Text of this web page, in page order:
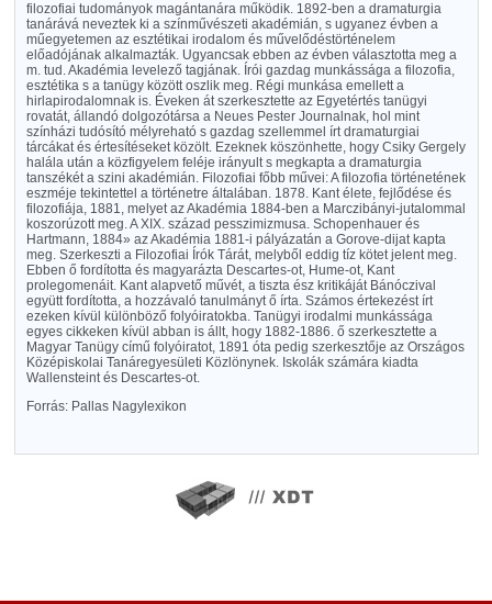
filozofiai tudományok magántanára működik. 1892-ben a dramaturgia
tanárává neveztek ki a színművészeti akadémián, s ugyanez évben a
műegyetemen az esztétikai irodalom és művelődéstörténelem
előadójának alkalmazták. Ugyancsak ebben az évben választotta meg a
m. tud. Akadémia levelező tagjának. Írói gazdag munkássága a filozofia,
esztétika s a tanügy között oszlik meg. Régi munkása emellett a
hirlapirodalomnak is. Éveken át szerkesztette az Egyetértés tanügyi
rovatát, állandó dolgozótársa a Neues Pester Journalnak, hol mint
színházi tudósító mélyreható s gazdag szellemmel írt dramaturgiai
tárcákat és értesítéseket közölt. Ezeknek köszönhette, hogy Csiky Gergely
halála után a közfigyelem feléje irányult s megkapta a dramaturgia
tanszékét a szini akadémián. Filozofiai főbb művei: A filozofia történetének
eszméje tekintettel a történetre általában. 1878. Kant élete, fejlődése és
filozofiája, 1881, melyet az Akadémia 1884-ben a Marczibányi-jutalommal
koszorúzott meg. A XIX. század pesszimizmusa. Schopenhauer és
Hartmann, 1884» az Akadémia 1881-i pályázatán a Gorove-dijat kapta
meg. Szerkeszti a Filozofiai Írók Tárát, melyből eddig tíz kötet jelent meg.
Ebben ő fordította és magyarázta Descartes-ot, Hume-ot, Kant
prolegomenáit. Kant alapvető művét, a tiszta ész kritikáját Bánóczival
együtt fordította, a hozzávaló tanulmányt ő írta. Számos értekezést írt
ezeken kívül különböző folyóiratokba. Tanügyi irodalmi munkássága
egyes cikkeken kívül abban is állt, hogy 1882-1886. ő szerkesztette a
Magyar Tanügy című folyóiratot, 1891 óta pedig szerkesztője az Országos
Középiskolai Tanáregyesületi Közlönynek. Iskolák számára kiadta
Wallensteint és Descartes-ot.
Forrás: Pallas Nagylexikon